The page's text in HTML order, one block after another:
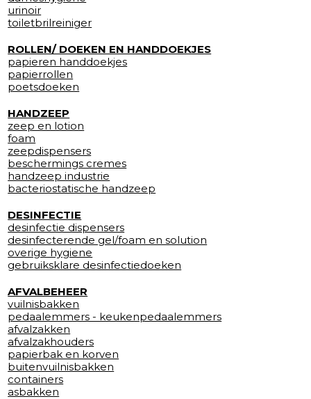
urinoir
toiletbrilreiniger
ROLLEN/ DOEKEN EN HANDDOEKJES
papieren handdoekjes
papierrollen
poetsdoeken
HANDZEEP
zeep en lotion
foam
zeepdispensers
beschermings cremes
handzeep industrie
bacteriostatische handzeep
DESINFECTIE
desinfectie dispensers
desinfecterende gel/foam en solution
overige hygiene
gebruiksklare desinfectiedoeken
AFVALBEHEER
vuilnisbakken
pedaalemmers - keukenpedaalemmers
afvalzakken
afvalzakhouders
papierbak en korven
buitenvuilnisbakken
containers
asbakken